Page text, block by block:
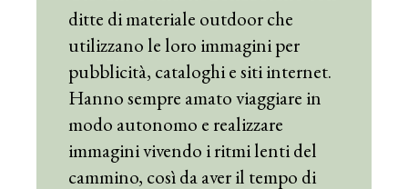
ditte di materiale outdoor che
utilizzano le loro immagini per
pubblicità, cataloghi e siti internet.
Hanno sempre amato viaggiare in
modo autonomo e realizzare
immagini vivendo i ritmi lenti del
cammino, così da aver il tempo di